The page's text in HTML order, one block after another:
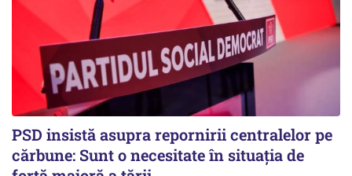
PSD insistă asupra repornirii centralelor pe
cărbune: Sunt o necesitate în situația de